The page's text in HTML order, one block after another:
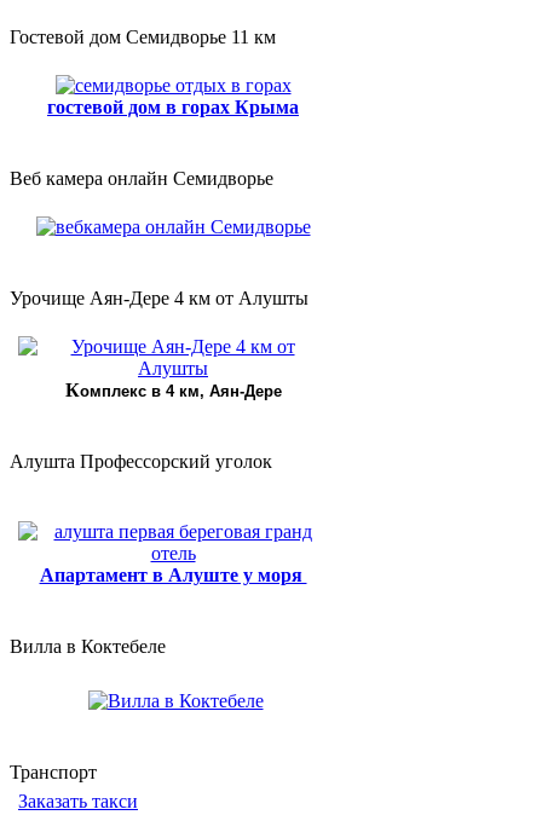
Гостевой дом Семидворье 11 км
гостевой дом в горах Крыма
Веб камера онлайн Семидворье
Урочище Аян-Дере 4 км от Алушты
Комплекс в 4 км, Аян-Дере
Алушта Профессорский уголок
Апартамент в Алуште у моря
Вилла в Коктебеле
Транспорт
Заказать такси